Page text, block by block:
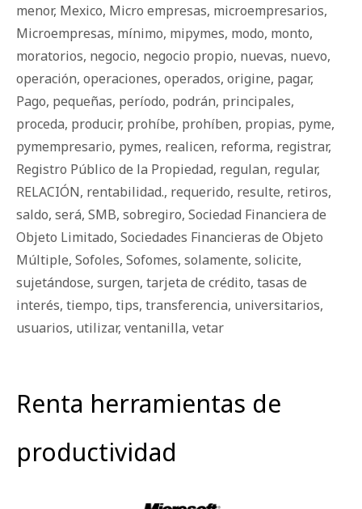
menor, Mexico, Micro empresas, microempresarios,
Microempresas, mínimo, mipymes, modo, monto,
moratorios, negocio, negocio propio, nuevas, nuevo,
operación, operaciones, operados, origine, pagar,
Pago, pequeñas, período, podrán, principales,
proceda, producir, prohíbe, prohíben, propias, pyme,
pymempresario, pymes, realicen, reforma, registrar,
Registro Público de la Propiedad, regulan, regular,
RELACIÓN, rentabilidad., requerido, resulte, retiros,
saldo, será, SMB, sobregiro, Sociedad Financiera de
Objeto Limitado, Sociedades Financieras de Objeto
Múltiple, Sofoles, Sofomes, solamente, solicite,
sujetándose, surgen, tarjeta de crédito, tasas de
interés, tiempo, tips, transferencia, universitarios,
usuarios, utilizar, ventanilla, vetar
Renta herramientas de
productividad